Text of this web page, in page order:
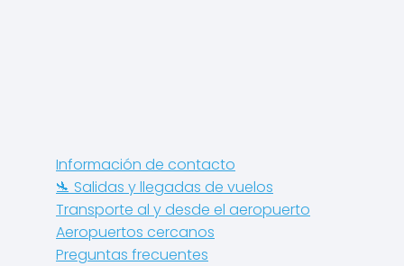
Información de contacto
🛬 Salidas y llegadas de vuelos
Transporte al y desde el aeropuerto
Aeropuertos cercanos
Preguntas frecuentes